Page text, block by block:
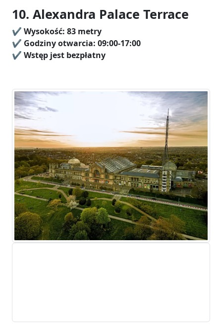
10. Alexandra Palace Terrace
✔️ Wysokość: 83 metry
✔️ Godziny otwarcia: 09:00-17:00
✔️ Wstęp jest bezpłatny